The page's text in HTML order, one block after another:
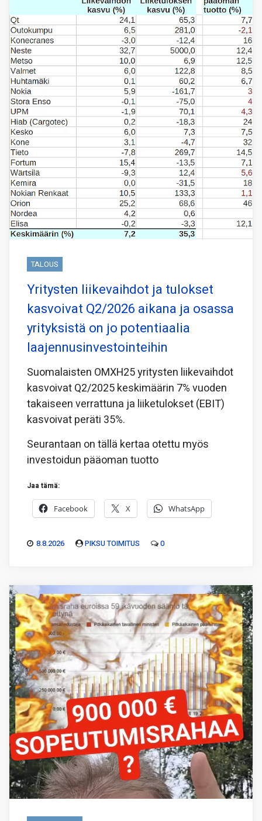
TALOUS
Yritysten liikevaihdot ja tulokset
kasvoivat Q2/2026 aikana ja osassa
yrityksistä on jo potentiaalia
laajennusinvestointeihin
Suomalaisten OMXH25 yritysten liikevaihdot
kasvoivat Q2/2025 keskimäärin 7% vuoden
takaiseen verrattuna ja liiketulokset (EBIT)
kasvoivat peräti 35%.
Seurantaan on tällä kertaa otettu myös
investoidun pääoman tuotto
Jaa tämä:
Facebook X WhatsApp
8.8.2026 PIKSU TOIMITUS 0